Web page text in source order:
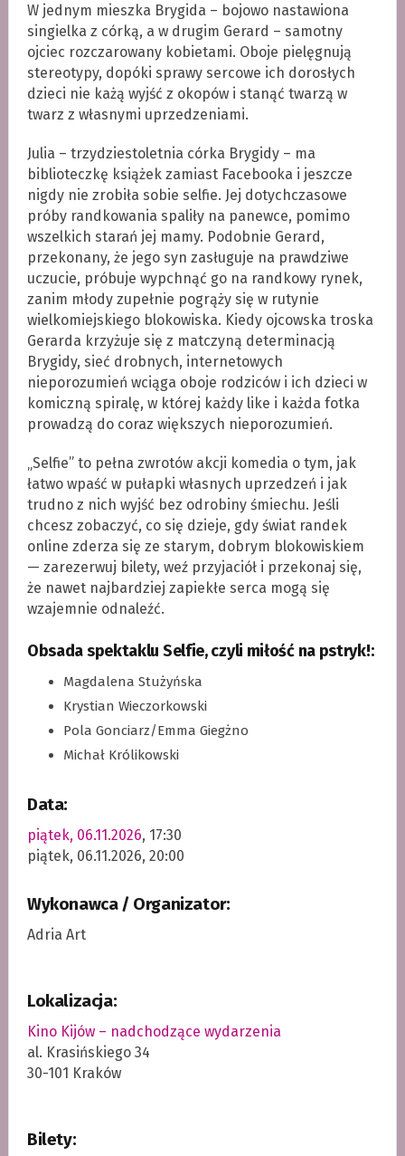
W jednym mieszka Brygida – bojowo nastawiona
singielka z córką, a w drugim Gerard – samotny
ojciec rozczarowany kobietami. Oboje pielęgnują
stereotypy, dopóki sprawy sercowe ich dorosłych
dzieci nie każą wyjść z okopów i stanąć twarzą w
twarz z własnymi uprzedzeniami.
Julia – trzydziestoletnia córka Brygidy – ma
biblioteczkę książek zamiast Facebooka i jeszcze
nigdy nie zrobiła sobie selfie. Jej dotychczasowe
próby randkowania spaliły na panewce, pomimo
wszelkich starań jej mamy. Podobnie Gerard,
przekonany, że jego syn zasługuje na prawdziwe
uczucie, próbuje wypchnąć go na randkowy rynek,
zanim młody zupełnie pogrąży się w rutynie
wielkomiejskiego blokowiska. Kiedy ojcowska troska
Gerarda krzyżuje się z matczyną determinacją
Brygidy, sieć drobnych, internetowych
nieporozumień wciąga oboje rodziców i ich dzieci w
komiczną spiralę, w której każdy like i każda fotka
prowadzą do coraz większych nieporozumień.
„Selfie” to pełna zwrotów akcji komedia o tym, jak
łatwo wpaść w pułapki własnych uprzedzeń i jak
trudno z nich wyjść bez odrobiny śmiechu. Jeśli
chcesz zobaczyć, co się dzieje, gdy świat randek
online zderza się ze starym, dobrym blokowiskiem
— zarezerwuj bilety, weź przyjaciół i przekonaj się,
że nawet najbardziej zapiekłe serca mogą się
wzajemnie odnaleźć.
Obsada spektaklu Selfie, czyli miłość na pstryk!:
Magdalena Stużyńska
Krystian Wieczorkowski
Pola Gonciarz/Emma Giegżno
Michał Królikowski
Data:
piątek, 06.11.2026, 17:30
piątek, 06.11.2026, 20:00
Wykonawca / Organizator:
Adria Art
Lokalizacja:
Kino Kijów – nadchodzące wydarzenia
al. Krasińskiego 34
30-101 Kraków
Bilety: